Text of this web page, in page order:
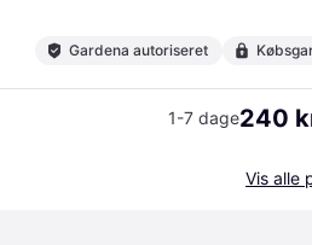
Gardena autoriseret
1-7 dage240
Vis alle